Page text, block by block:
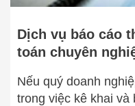
Dịch vụ báo cáo
toán chuyên
Nếu quý doanh
trong việc kê khai và
chuyên
nghiệp